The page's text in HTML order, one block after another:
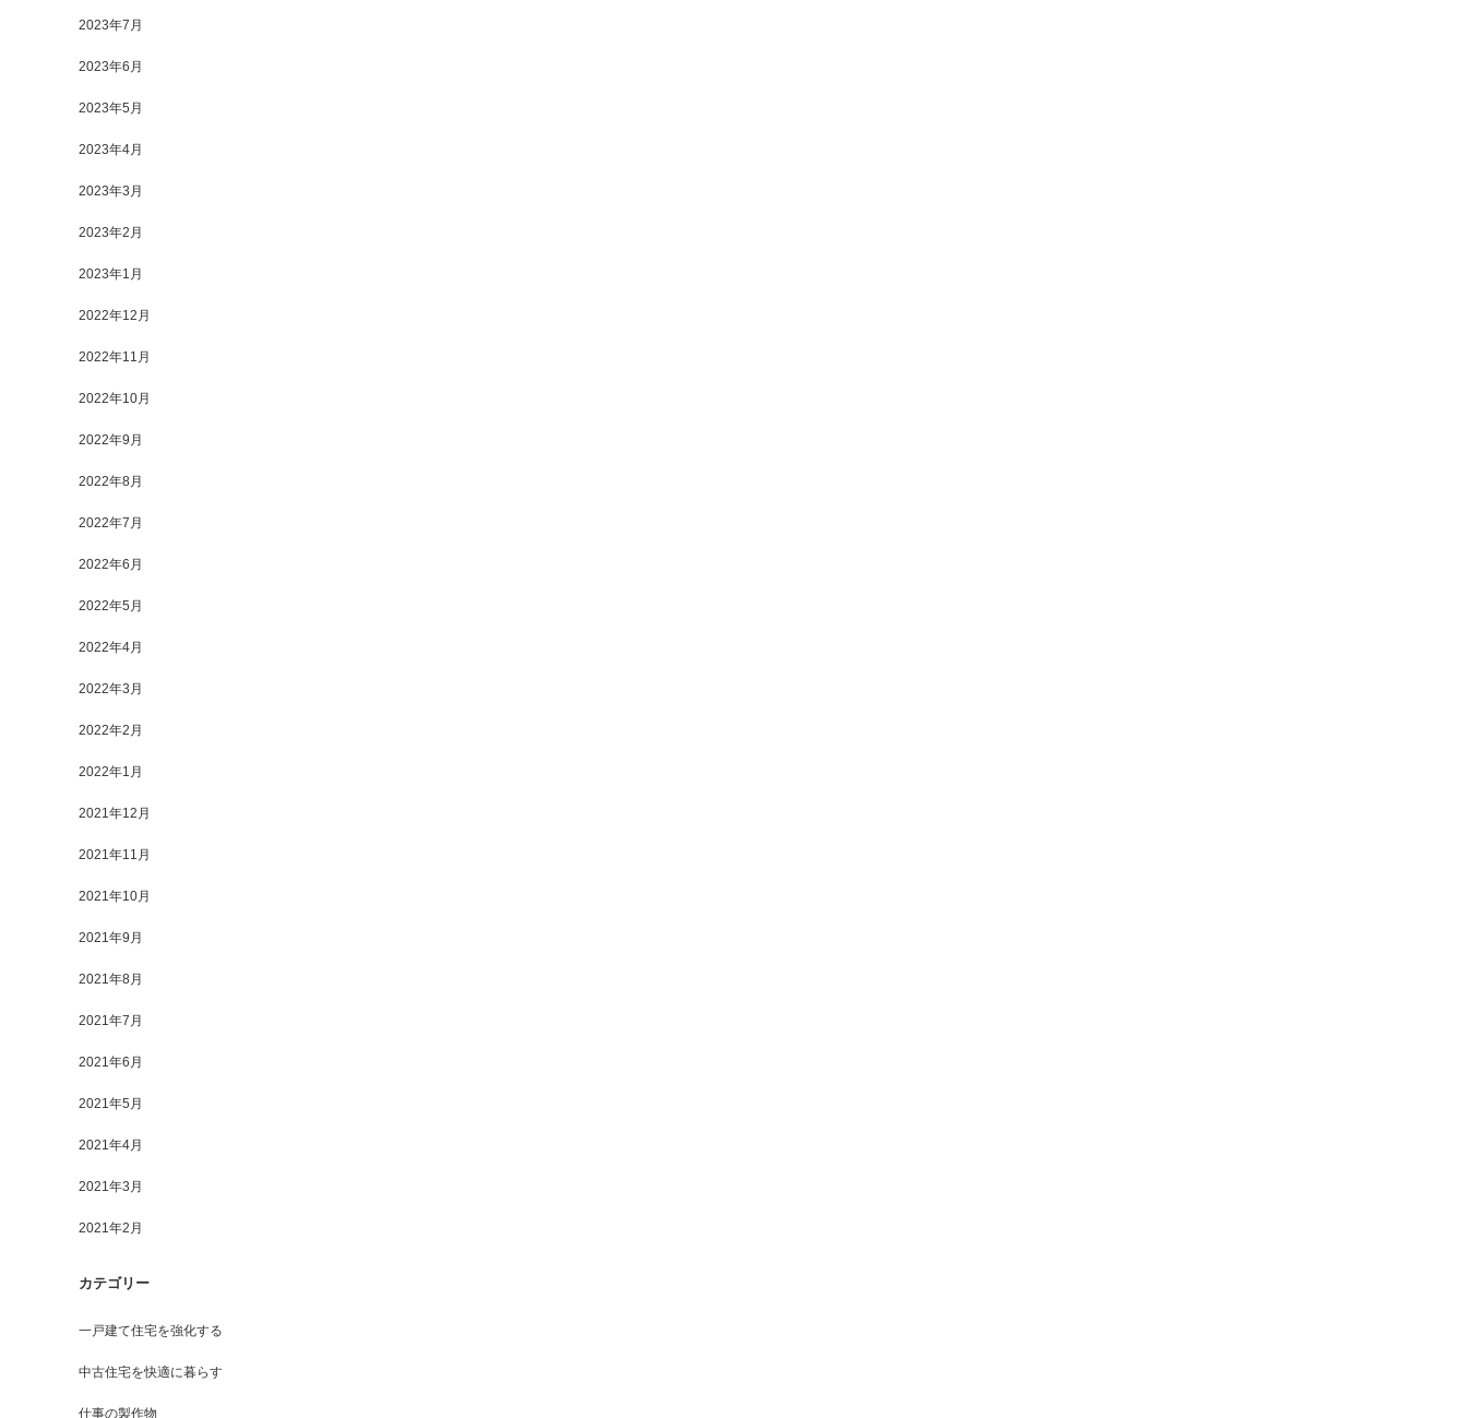
2023年7月
2023年6月
2023年5月
2023年4月
2023年3月
2023年2月
2023年1月
2022年12月
2022年11月
2022年10月
2022年9月
2022年8月
2022年7月
2022年6月
2022年5月
2022年4月
2022年3月
2022年2月
2022年1月
2021年12月
2021年11月
2021年10月
2021年9月
2021年8月
2021年7月
2021年6月
2021年5月
2021年4月
2021年3月
2021年2月
カテゴリー
一戸建て住宅を強化する
中古住宅を快適に暮らす
仕事の製作物